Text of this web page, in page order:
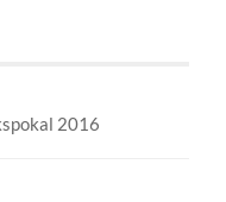
2016